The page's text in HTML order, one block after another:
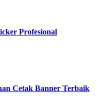
Profesional
Cetak Banner Terbaik